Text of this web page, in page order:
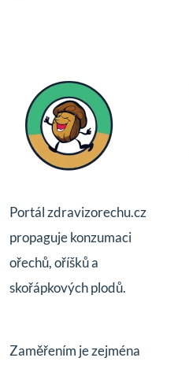
Portál zdravizorechu.cz
propaguje konzumaci
ořechů, oříšků a
skořápkových plodů.
Zaměřením je zejména